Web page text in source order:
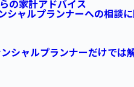
の家計アドバイス
シャルプランナーへの相談
シャルプランナーだけでは